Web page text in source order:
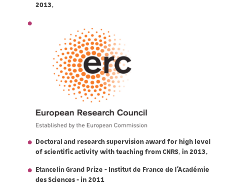
2013.
Doctoral and research supervision award for high level
of scientific activity with teaching from CNRS, in 2013.
Etancelin Grand Prize - Institut de France de l'Académie
des Sciences - in 2011